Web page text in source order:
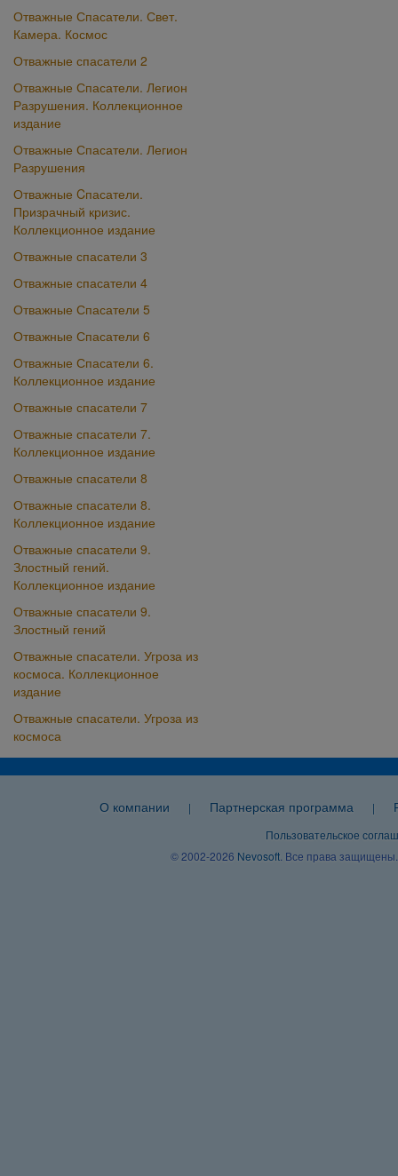
Отважные Спасатели. Свет.
Камера. Космос
Отважные спасатели 2
Отважные Спасатели. Легион
Разрушения. Коллекционное
издание
Отважные Спасатели. Легион
Разрушения
Отважные Cпасатели.
Призрачный кризис.
Коллекционное издание
Отважные спасатели 3
Отважные спасатели 4
Отважные Спасатели 5
Отважные Спасатели 6
Отважные Спасатели 6.
Коллекционное издание
Отважные спасатели 7
Отважные спасатели 7.
Коллекционное издание
Отважные спасатели 8
Отважные спасатели 8.
Коллекционное издание
Отважные спасатели 9.
Злостный гений.
Коллекционное издание
Отважные спасатели 9.
Злостный гений
Отважные спасатели. Угроза из
космоса. Коллекционное
издание
Отважные спасатели. Угроза из
космоса
О компании | Партнерская программа |
Пользовательское
© 2002-2026 Nevosoft . Все права защищены